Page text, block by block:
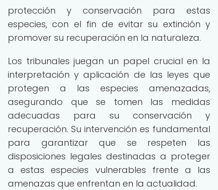
protección y conservación para estas
especies, con el fin de evitar su extinción y
promover su recuperación en la naturaleza.
Los tribunales juegan un papel crucial en la
interpretación y aplicación de las leyes que
protegen a las especies amenazadas,
asegurando que se tomen las medidas
adecuadas para su conservación y
recuperación. Su intervención es fundamental
para garantizar que se respeten las
disposiciones legales destinadas a proteger
a estas especies vulnerables frente a las
amenazas que enfrentan en la actualidad.